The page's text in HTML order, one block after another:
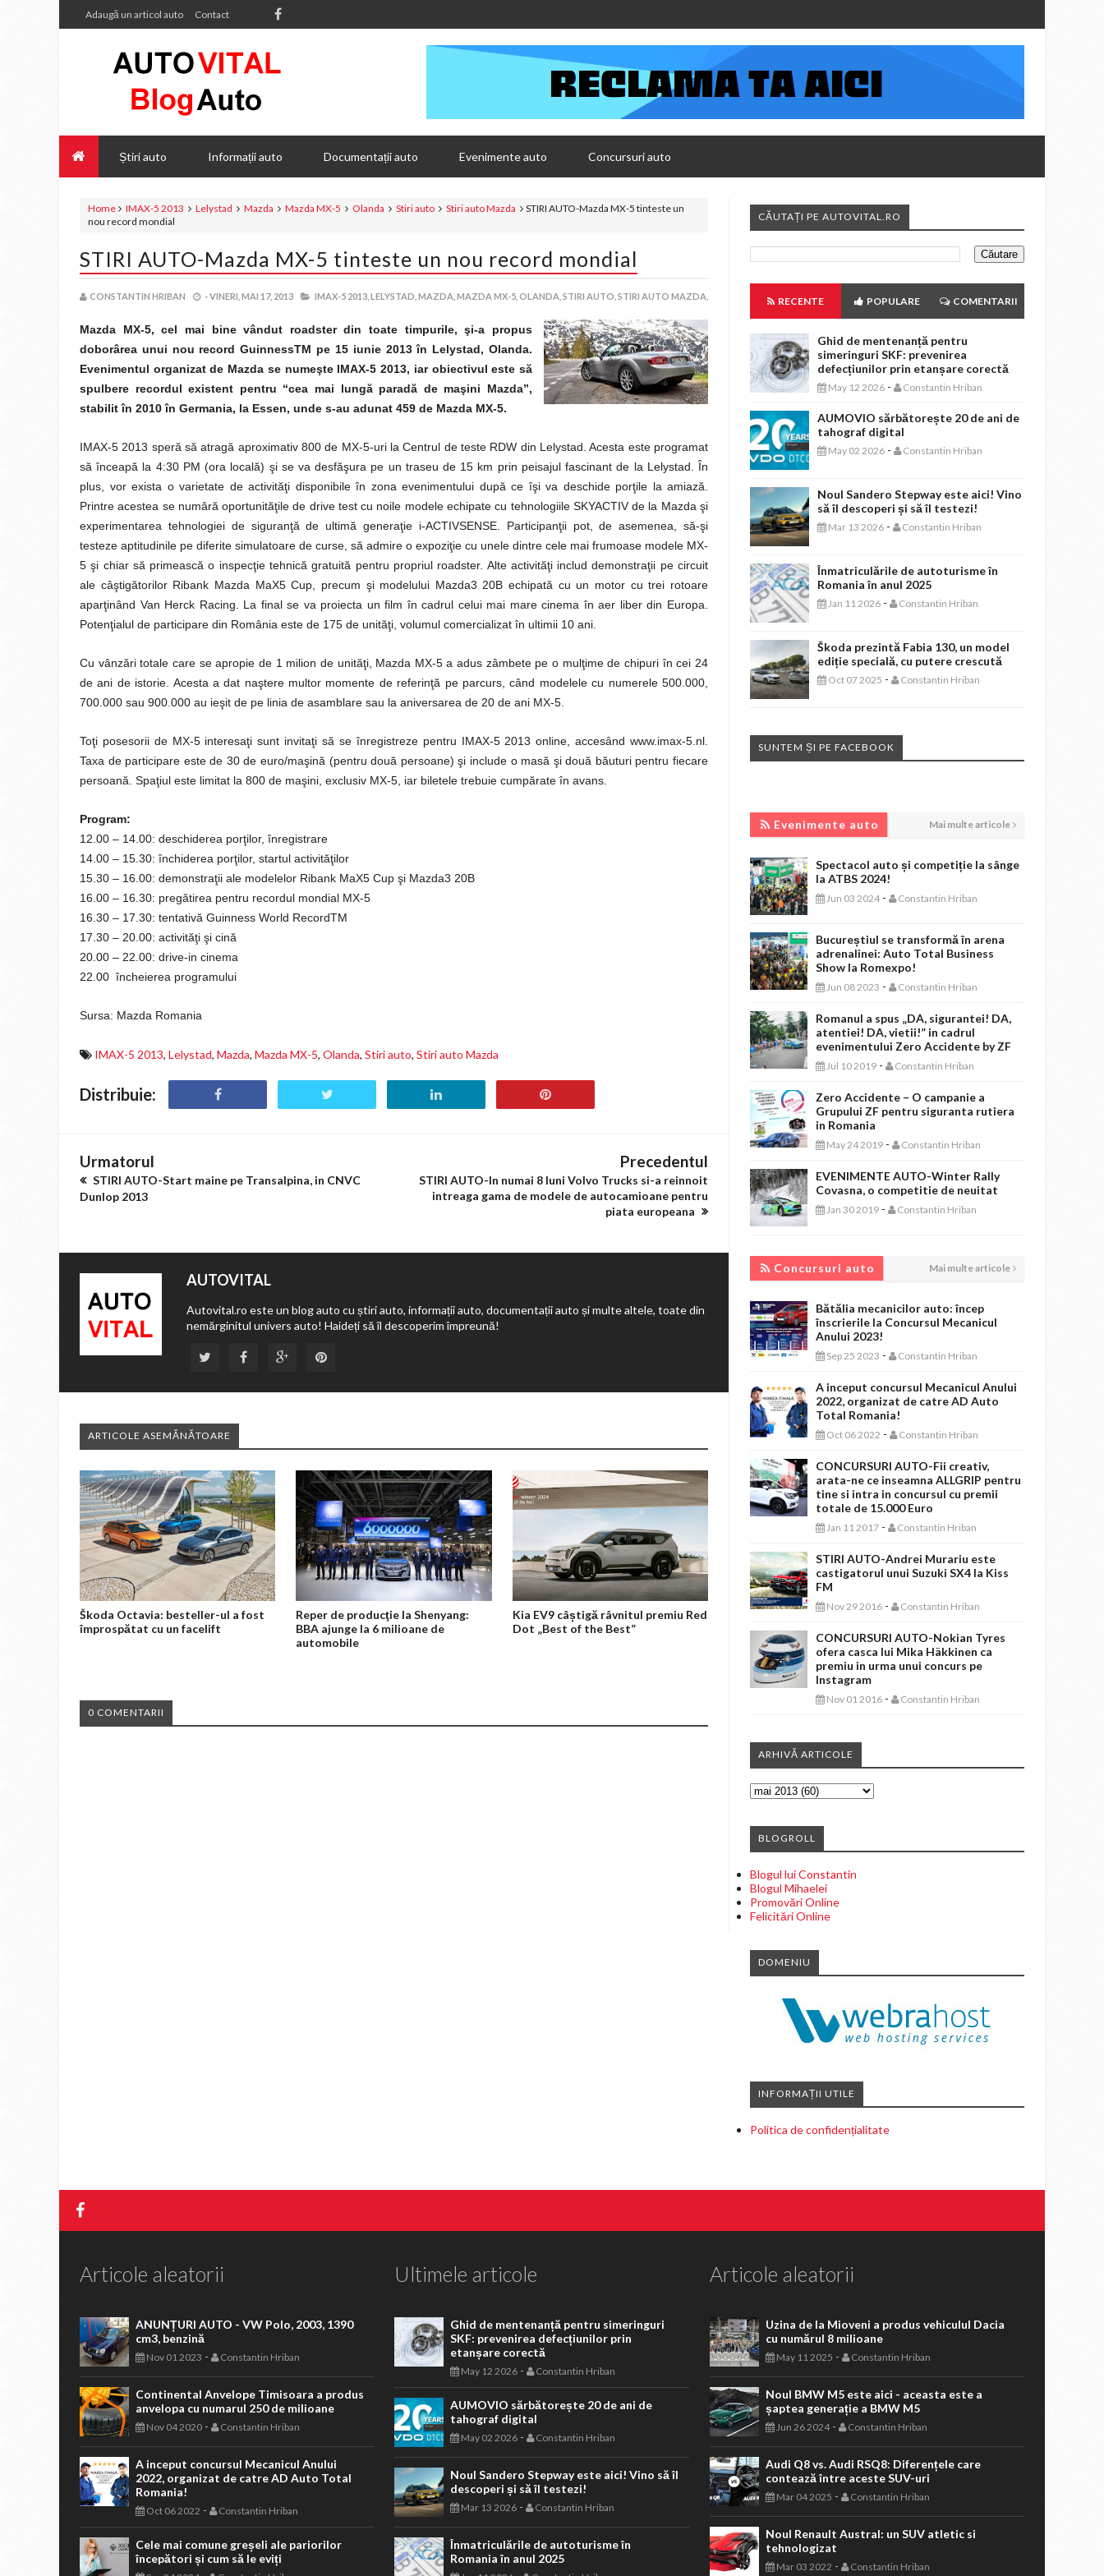
Adaugă un articol auto Contact
Știri auto Informații auto Documentații auto Evenimente auto Concursuri auto
Home IMAX-5 2013 Lelystad Mazda Mazda MX-5 Olanda Stiri auto Stiri auto Mazda
STIRI AUTO-Mazda MX-5 tinteste un
nou record mondial
STIRI AUTO-Mazda MX-5 tinteste un nou record mondial
CONSTANTIN HRIBAN -VINERI, MAI 17, 2013 IMAX-5 2013, LELYSTAD, MAZDA, MAZDA MX-5, OLANDA, STIRI AUTO, STIRI AUTO MAZDA,
Mazda MX-5, cel mai bine vândut roadster din toate timpurile, şi-a propus
doborârea unui nou record GuinnessTM pe 15 iunie 2013 în Lelystad, Olanda.
Evenimentul organizat de Mazda se numeşte IMAX-5 2013, iar obiectivul este să
spulbere recordul existent pentru “cea mai lungă paradă de maşini Mazda”,
stabilit în 2010 în Germania, la Essen, unde s-au adunat 459 de Mazda MX-5.
IMAX-5 2013 speră să atragă aproximativ 800 de MX-5-uri la Centrul de teste RDW din Lelystad. Acesta este programat
să înceapă la 4:30 PM (ora locală) şi se va desfăşura pe un traseu de 15 km prin peisajul fascinant de la Lelystad. În
plus, vor exista o varietate de activităţi disponibile în zona evenimentului după ce îşi va deschide porţile la amiază.
Printre acestea se numără oportunităţile de drive test cu noile modele echipate cu tehnologiile SKYACTIV de la Mazda şi
experimentarea tehnologiei de siguranţă de ultimă generaţie i-ACTIVSENSE. Participanţii pot, de asemenea, să-şi
testeze aptitudinile pe diferite simulatoare de curse, să admire o expoziţie cu unele dintre cele mai frumoase modele MX-
5 şi chiar să primească o inspecţie tehnică gratuită pentru propriul roadster. Alte activităţi includ demonstraţii pe circuit
ale câştigătorilor Ribank Mazda MaX5 Cup, precum şi modelului Mazda3 20B echipată cu un motor cu trei rotoare
aparţinând Van Herck Racing. La final se va proiecta un film în cadrul celui mai mare cinema în aer liber din Europa.
Potenţialul de participare din România este de 175 de unităţi, volumul comercializat în ultimii 10 ani.
Cu vânzări totale care se apropie de 1 milion de unităţi, Mazda MX-5 a adus zâmbete pe o mulţime de chipuri în cei 24
de ani de istorie. Acesta a dat naştere multor momente de referinţă pe parcurs, când modelele cu numerele 500.000,
700.000 sau 900.000 au ieşit de pe linia de asamblare sau la aniversarea de 20 de ani MX-5.
Toţi posesorii de MX-5 interesaţi sunt invitaţi să se înregistreze pentru IMAX-5 2013 online, accesând www.imax-5.nl.
Taxa de participare este de 30 de euro/maşină (pentru două persoane) şi include o masă şi două băuturi pentru fiecare
persoană. Spaţiul este limitat la 800 de maşini, exclusiv MX-5, iar biletele trebuie cumpărate în avans.
Program:
12.00 – 14.00: deschiderea porţilor, înregistrare
14.00 – 15.30: închiderea porţilor, startul activităţilor
15.30 – 16.00: demonstraţii ale modelelor Ribank MaX5 Cup şi Mazda3 20B
16.00 – 16.30: pregătirea pentru recordul mondial MX-5
16.30 – 17.30: tentativă Guinness World RecordTM
17.30 – 20.00: activităţi şi cină
20.00 – 22.00: drive-in cinema
22.00 încheierea programului
Sursa: Mazda Romania
IMAX-5 2013, Lelystad, Mazda, Mazda MX-5, Olanda, Stiri auto, Stiri auto Mazda
Distribuie:
Urmatorul
STIRI AUTO-Start maine pe Transalpina, in CNVC
Dunlop 2013
Precedentul
STIRI AUTO-In numai 8 luni Volvo Trucks si-a reinnoit
intreaga gama de modele de autocamioane pentru
piata europeana
AUTOVITAL
Autovital.ro este un blog auto cu știri auto, informații auto, documentații auto și multe altele, toate din
nemărginitul univers auto! Haideți să îl descoperim împreună!
ARTICOLE ASEMĂNĂTOARE
Škoda Octavia: besteller-ul a fost
împrospătat cu un facelift
Reper de producţie la Shenyang:
BBA ajunge la 6 milioane de
automobile
Kia EV9 câștigă râvnitul premiu Red
Dot „Best of the Best”
0 COMENTARII
CĂUTAȚI PE AUTOVITAL.RO
RECENTE POPULARE COMENTARII
Ghid de mentenanță pentru
simeringuri SKF: prevenirea
defecțiunilor prin etanșare corectă
May 12 2026 - Constantin Hriban
AUMOVIO sărbătorește 20 de ani de
tahograf digital
May 02 2026 - Constantin Hriban
Noul Sandero Stepway este aici! Vino
să îl descoperi și să îl testezi!
Mar 13 2026 - Constantin Hriban
Înmatriculările de autoturisme în
Romania în anul 2025
Jan 11 2026 - Constantin Hriban
Škoda prezintă Fabia 130, un model
ediție specială, cu putere crescută
Oct 07 2025 - Constantin Hriban
SUNTEM ȘI PE FACEBOOK
Evenimente auto Mai multe articole
Spectacol auto și competiție la sânge
la ATBS 2024!
Jun 03 2024 - Constantin Hriban
Bucureștiul se transformă în arena
adrenalinei: Auto Total Business
Show la Romexpo!
Jun 08 2023 - Constantin Hriban
Romanul a spus „DA, sigurantei! DA,
atentiei! DA, vietii!” in cadrul
evenimentului Zero Accidente by ZF
Jul 10 2019 - Constantin Hriban
Zero Accidente – O campanie a
Grupului ZF pentru siguranta rutiera
in Romania
May 24 2019 - Constantin Hriban
EVENIMENTE AUTO-Winter Rally
Covasna, o competitie de neuitat
Jan 30 2019 - Constantin Hriban
Concursuri auto Mai multe articole
Bătălia mecanicilor auto: încep
înscrierile la Concursul Mecanicul
Anului 2023!
Sep 25 2023 - Constantin Hriban
A inceput concursul Mecanicul Anului
2022, organizat de catre AD Auto
Total Romania!
Oct 06 2022 - Constantin Hriban
CONCURSURI AUTO-Fii creativ,
arata-ne ce inseamna ALLGRIP pentru
tine si intra in concursul cu premii
totale de 15.000 Euro
Jan 11 2017 - Constantin Hriban
STIRI AUTO-Andrei Murariu este
castigatorul unui Suzuki SX4 la Kiss
FM
Nov 29 2016 - Constantin Hriban
CONCURSURI AUTO-Nokian Tyres
ofera casca lui Mika Häkkinen ca
premiu in urma unui concurs pe
Instagram
Nov 01 2016 - Constantin Hriban
ARHIVĂ ARTICOLE
BLOGROLL
Blogul lui Constantin
Blogul Mihaelei
Promovări Online
Felicitări Online
DOMENIU
INFORMAȚII UTILE
Politica de confidențialitate
Articole aleatorii
ANUNȚURI AUTO - VW Polo, 2003, 1390
cm3, benzină
Nov 01 2023 - Constantin Hriban
Continental Anvelope Timisoara a produs
anvelopa cu numarul 250 de milioane
Nov 04 2020 - Constantin Hriban
A inceput concursul Mecanicul Anului
2022, organizat de catre AD Auto Total
Romania!
Oct 06 2022 - Constantin Hriban
Cele mai comune greșeli ale pariorilor
începători și cum să le eviți
Ultimele articole
Ghid de mentenanță pentru simeringuri
SKF: prevenirea defecțiunilor prin
etanșare corectă
May 12 2026 - Constantin Hriban
AUMOVIO sărbătorește 20 de ani de
tahograf digital
May 02 2026 - Constantin Hriban
Noul Sandero Stepway este aici! Vino să îl
descoperi și să îl testezi!
Mar 13 2026 - Constantin Hriban
Înmatriculările de autoturisme în
Romania în anul 2025
Articole aleatorii
Uzina de la Mioveni a produs vehiculul Dacia
cu numărul 8 milioane
May 11 2025 - Constantin Hriban
Noul BMW M5 este aici - aceasta este a
șaptea generație a BMW M5
Jun 26 2024- Constantin Hriban
Audi Q8 vs. Audi RSQ8: Diferențele care
contează între aceste SUV-uri
Mar 04 2025 - Constantin Hriban
Noul Renault Austral: un SUV atletic si
tehnologizat
Mar 03 2022 - Constantin Hriban